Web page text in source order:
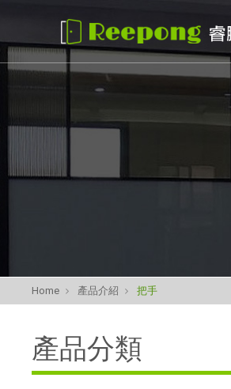
Home 產品介紹 把手
產品分類